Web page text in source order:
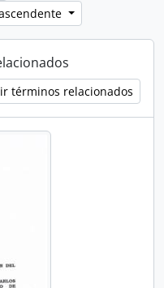
términos relacionados